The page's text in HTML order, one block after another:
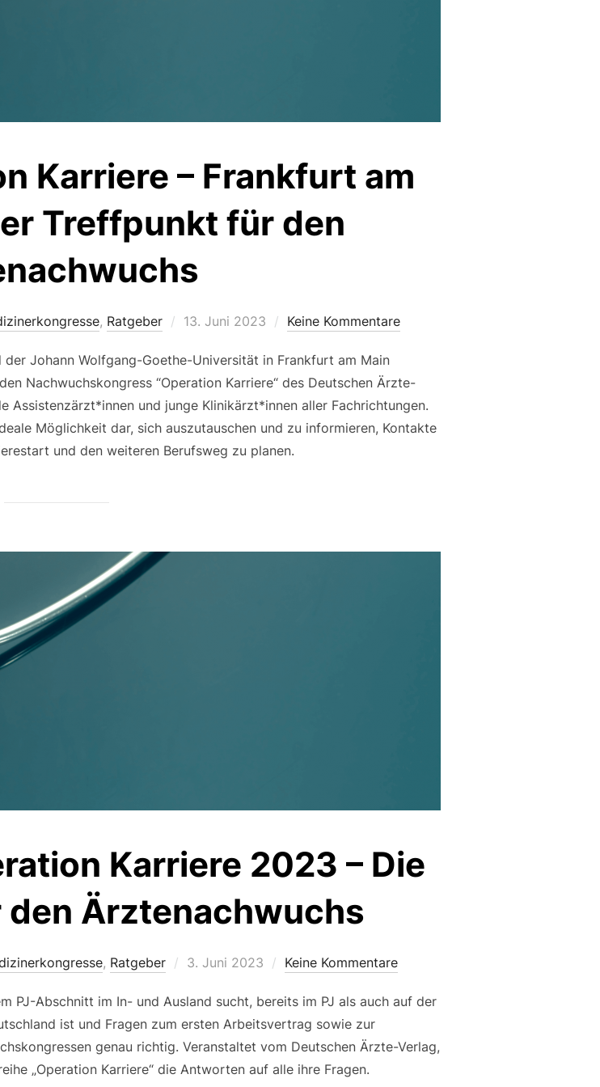
Karriere – Frankfurt am
Treffpunkt für den
, Ratgeber
Veröffentlicht
13. Juni 2023 Keine Kommentare
Johann Wolfgang-Goethe-Universität in Frankfurt am Main
Nachwuchskongress “Operation Karriere“ des Deutschen Ärzte-
Assistenzärzt*innen und junge Klinikärzt*innen aller Fachrichtungen.
Möglichkeit dar, sich auszutauschen und zu informieren, Kontakte
und den weiteren Berufsweg zu planen.
Karriere 2023 – Die
Ärztenachwuchs
, Ratgeber
Veröffentlicht
3. Juni 2023 Keine Kommentare
PJ-Abschnitt im In- und Ausland sucht, bereits im PJ als auch auf der
ist und Fragen zum ersten Arbeitsvertrag sowie zur
genau richtig. Veranstaltet vom Deutschen Ärzte-Verlag,
„Operation Karriere“ die Antworten auf alle ihre Fragen.